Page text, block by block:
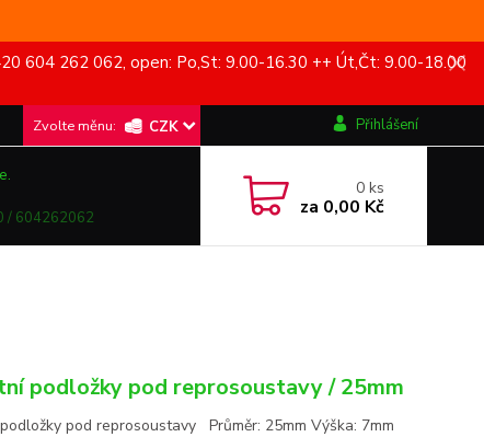
604 262 062, open: Po,St: 9.00-16.30 ++ Út,Čt: 9.00-18.00
CZK Přihlášení
/ 604262062
0ks
za 0,00 Kč
podložky pod reprosoustavy / 25mm
pod reprosoustavy Průměr: 25mm Výška: 7mm